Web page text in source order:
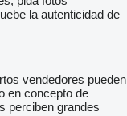
la autenticidad de
vendedores pueden
en concepto de
perciben grandes